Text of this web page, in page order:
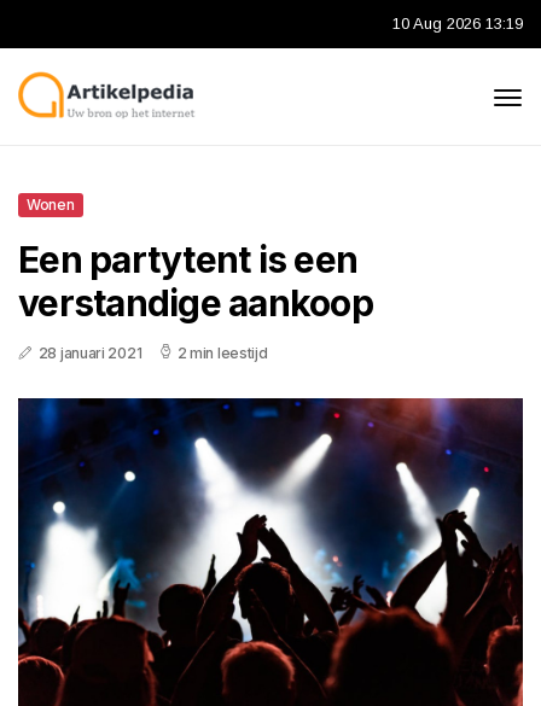
10 Aug 2026 13:19
Wonen
Een partytent is een
verstandige aankoop
28 januari 2021 2 min leestijd